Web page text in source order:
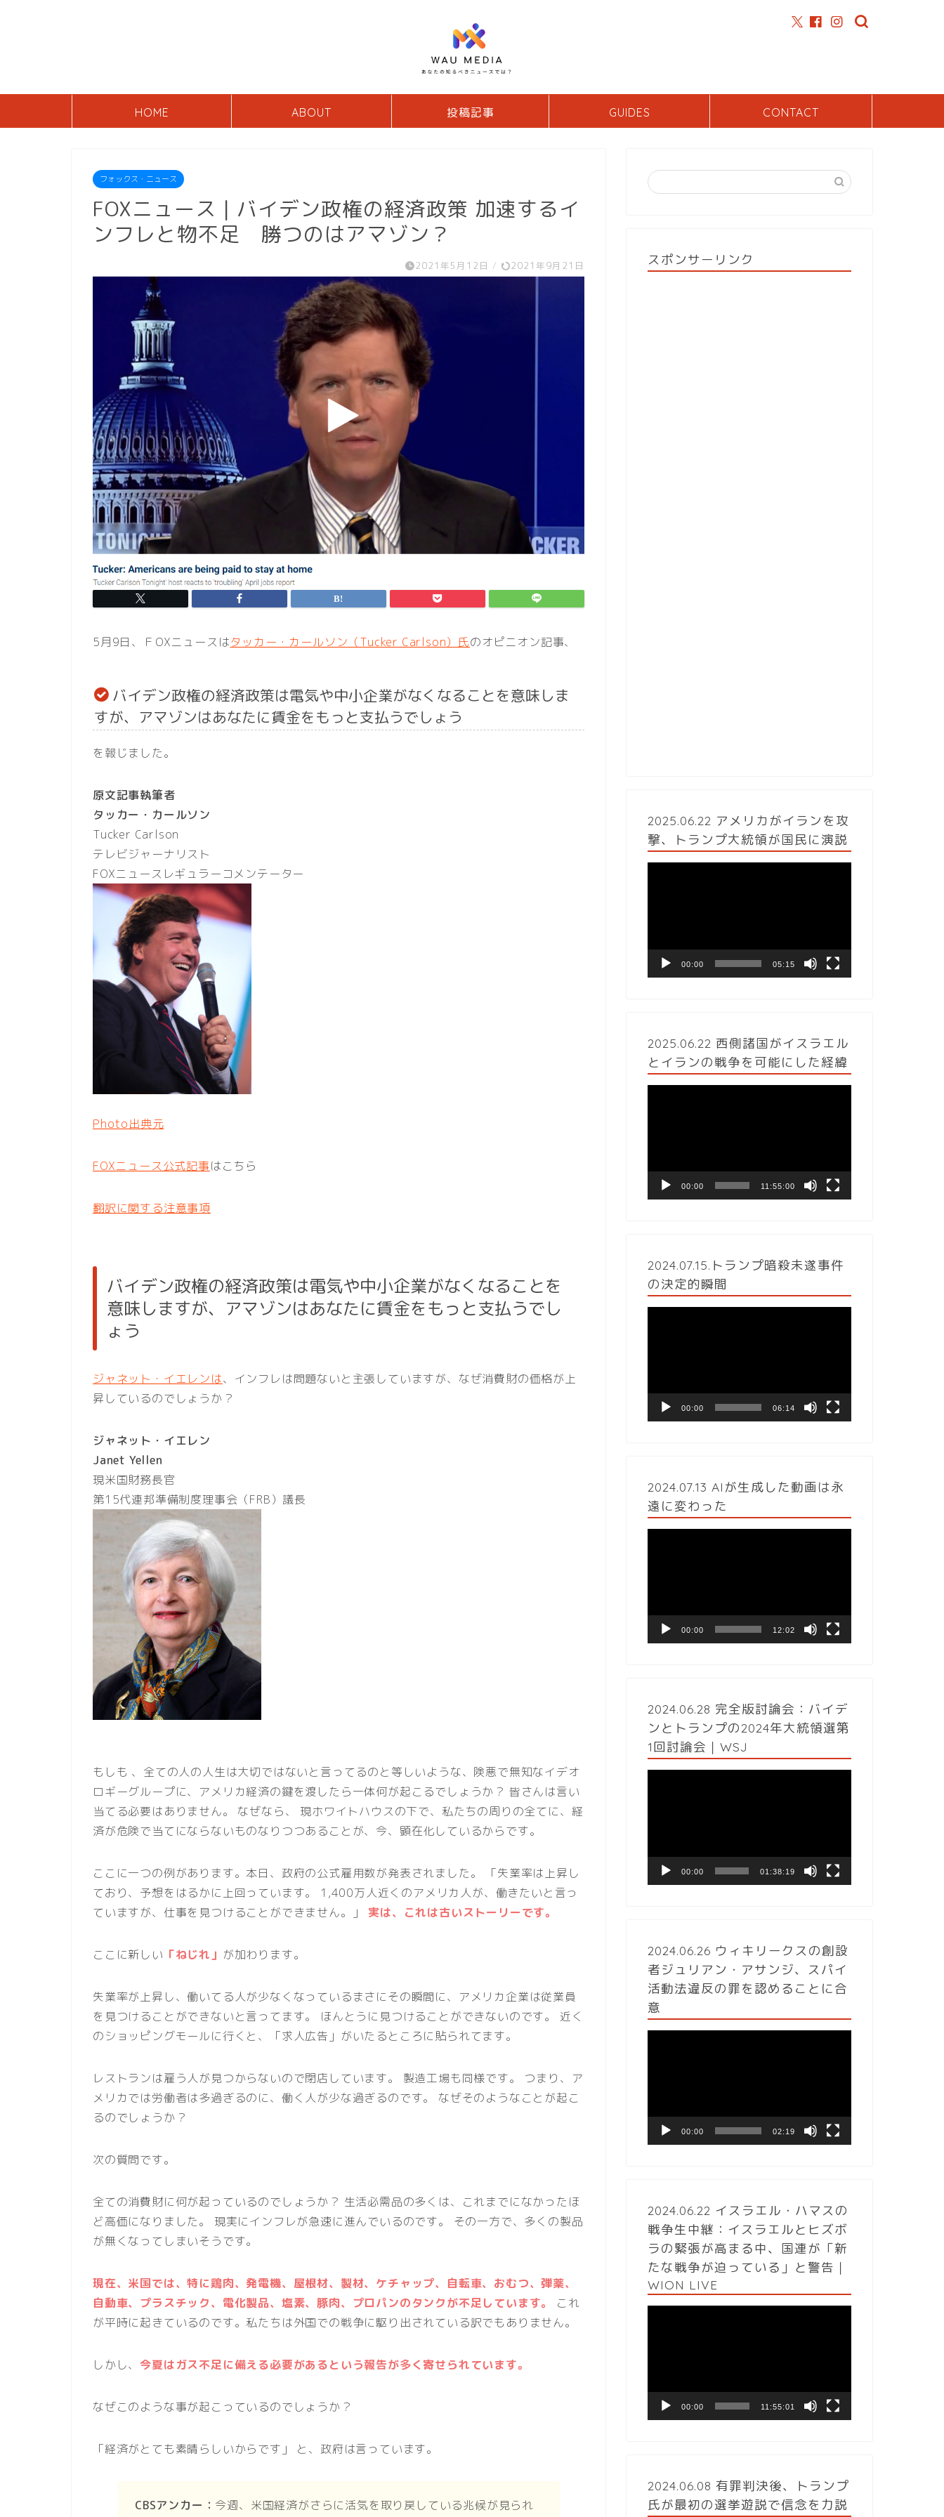
HOME ABOUT 投稿記事 GUIDES CONTACT
フォックス・ニュース
FOXニュース | バイデン政権の経済政策 加速するイ
ンフレと物不足 勝つのはアマゾン？
2021年5月12日 / 2021年9月21日
5月9日、ＦOXニュースはタッカー・カールソン（Tucker Carlson）氏のオピニオン記事、
バイデン政権の経済政策は電気や中小企業がなくなることを意味しま
すが、アマゾンはあなたに賃金をもっと支払うでしょう
を報じました。
原文記事執筆者
タッカー・カールソン
Tucker Carlson
テレビジャーナリスト
FOXニュースレギュラーコメンテーター
Photo出典元
FOXニュース公式記事はこちら
翻訳に関する注意事項
バイデン政権の経済政策は電気や中小企業がなくなることを
意味しますが、アマゾンはあなたに賃金をもっと支払うでし
ょう
ジャネット・イエレンは、インフレは問題ないと主張していますが、なぜ消費財の価格が上
昇しているのでしょうか？
ジャネット・イエレン
Janet Yellen
現米国財務長官
第15代連邦準備制度理事会（FRB）議長
もしも 、全ての人の人生は大切ではないと言ってるのと等しいような、険悪で無知なイデオ
ロギーグループに、アメリカ経済の鍵を渡したら一体何が起こるでしょうか？ 皆さんは言い
当てる必要はありません。 なぜなら、 現ホワイトハウスの下で、私たちの周りの全てに、経
済が危険で当てにならないものなりつつあることが、今、顕在化しているからです。
ここに一つの例があります。本日、政府の公式雇用数が発表されました。 「失業率は上昇し
ており、予想をはるかに上回っています。 1,400万人近くのアメリカ人が、働きたいと言っ
ていますが、仕事を見つけることができません。」
実は、これは古いストーリーです。
ここに新しい 「ねじれ」 が加わります。
失業率が上昇し、働いてる人が少なくなっているまさにその瞬間に、アメリカ企業は従業員
を見つけることができないと言ってます。 ほんとうに見つけることができないのです。 近く
のショッピングモールに行くと、「求人広告」がいたるところに貼られてます。
レストランは雇う人が見つからないので閉店しています。 製造工場も同様です。 つまり、ア
メリカでは労働者は多過ぎるのに、働く人が少な過ぎるのです。 なぜそのようなことが起こ
るのでしょうか？
次の質問です。
全ての消費財に何が起っているのでしょうか？ 生活必需品の多くは、これまでになかったほ
ど高価になりました。 現実にインフレが急速に進んでいるのです。 その一方で、多くの製品
が無くなってしまいそうです。
現在、米国では、特に鶏肉、発電機、屋根材、製材、ケチャップ、自転車、おむつ、弾薬、
自動車、プラスチック、電化製品、塩素、豚肉、プロパンのタンクが不足しています。
これ
が平時に起きているのです。私たちは外国での戦争に駆り出されている訳でもありません。
しかし、 今夏はガス不足に備える必要があるという報告が多く寄せられています。
なぜこのような事が起こっているのでしょうか？
「経済がとても素晴らしいからです」 と、政府は言っています。
CBSアンカー： 今週、米国経済がさらに活気を取り戻している兆候が見られ
スポンサーリンク
2025.06.22 アメリカがイランを攻
撃、トランプ大統領が国民に演説
ヤ
00:00 05:15
2025.06.22 西側諸国がイスラエル
とイランの戦争を可能にした経緯
ヤ
00:00 11:55:00
2024.07.15.トランプ暗殺未遂事件
の決定的瞬間
ヤ
00:00 06:14
2024.07.13 AIが生成した動画は永
遠に変わった
ヤ
00:00 12:02
2024.06.28 完全版討論会：バイデ
ンとトランプの2024年大統領選第
1回討論会｜WSJ
ヤ
00:00 01:38:19
2024.06.26 ウィキリークスの創設
者ジュリアン・アサンジ、スパイ
活動法違反の罪を認めることに合
意
ヤ
00:00 02:19
2024.06.22 イスラエル・ハマスの
戦争生中継：イスラエルとヒズボ
ラの緊張が高まる中、国連が「新
たな戦争が迫っている」と警告｜
WION LIVE
ヤ
00:00 11:55:01
2024.06.08 有罪判決後、トランプ
氏が最初の選挙遊説で信念を力説